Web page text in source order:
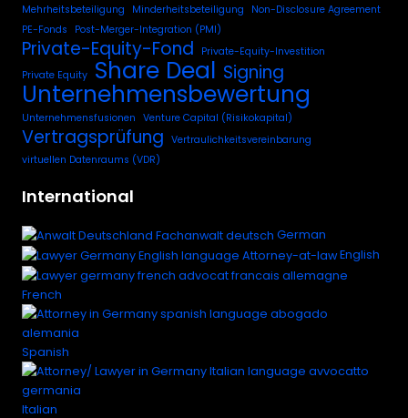
Mehrheitsbeteiligung
Minderheitsbeteiligung
Non-Disclosure Agreement
PE-Fonds
Post-Merger-Integration (PMI)
Private-Equity-Fond
Private-Equity-Investition
Private Equity Share Deal Signing
Unternehmensbewertung
Unternehmensfusionen Venture Capital (Risikokapital)
Vertragsprüfung Vertraulichkeitsvereinbarung
virtuellen Datenraums (VDR)
International
German
English
French
Spanish
Italian